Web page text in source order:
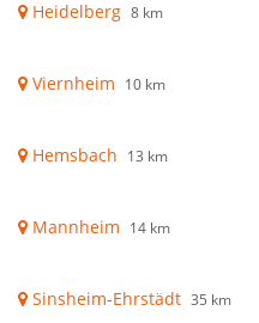
Heidelberg 8 km
Viernheim 10 km
Hemsbach 13 km
Mannheim 14 km
Sinsheim-Ehrstädt 35 km